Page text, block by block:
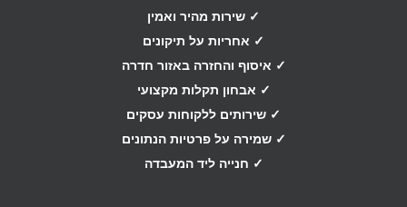
✓ שירות מהיר ואמין
✓ אחריות על תיקונים
✓ איסוף והחזרה באזור חדרה
✓ אבחון תקלות מקצועי
✓ שירותים ללקוחות עסקים
✓ שמירה על פרטיות הנתונים
✓ חנייה ליד המעבדה